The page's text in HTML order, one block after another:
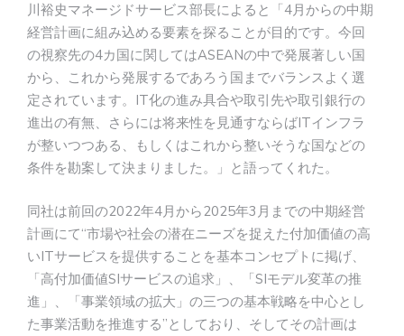
川裕史マネージドサービス部長によると「4月からの中期
経営計画に組み込める要素を探ることが目的です。今回
の視察先の4カ国に関してはASEANの中で発展著しい国
から、これから発展するであろう国までバランスよく選
定されています。IT化の進み具合や取引先や取引銀行の
進出の有無、さらには将来性を見通すならばITインフラ
が整いつつある、もしくはこれから整いそうな国などの
条件を勘案して決まりました。」と語ってくれた。
同社は前回の2022年4月から2025年3月までの中期経営
計画にて“市場や社会の潜在ニーズを捉えた付加価値の高
いITサービスを提供することを基本コンセプトに掲げ、
「高付加価値SIサービスの追求」、「SIモデル変革の推
進」、「事業領域の拡大」の三つの基本戦略を中心とし
た事業活動を推進する”としており、そしてその計画は